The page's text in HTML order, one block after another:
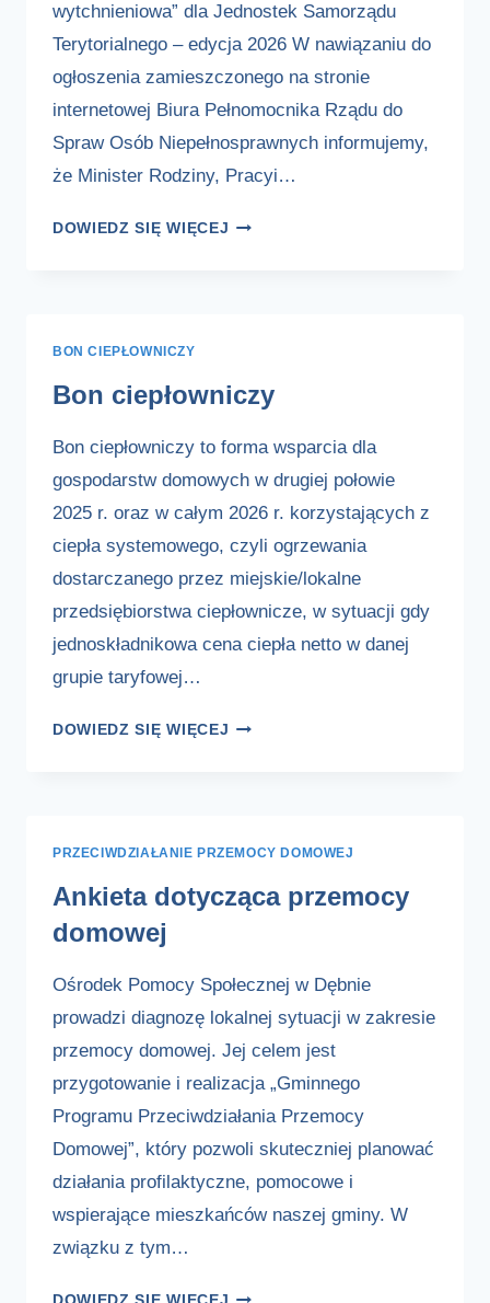
wytchnieniowa” dla Jednostek Samorządu
Terytorialnego – edycja 2026 W nawiązaniu do
ogłoszenia zamieszczonego na stronie
internetowej Biura Pełnomocnika Rządu do
Spraw Osób Niepełnosprawnych informujemy,
że Minister Rodziny, Pracyi…
DOWIEDZ SIĘ WIĘCEJ NABÓR
2026
BON CIEPŁOWNICZY
Bon ciepłowniczy
Bon ciepłowniczy to forma wsparcia dla
gospodarstw domowych w drugiej połowie
2025 r. oraz w całym 2026 r. korzystających z
ciepła systemowego, czyli ogrzewania
dostarczanego przez miejskie/lokalne
przedsiębiorstwa ciepłownicze, w sytuacji gdy
jednoskładnikowa cena ciepła netto w danej
grupie taryfowej…
DOWIEDZ SIĘ WIĘCEJ BON
PRZECIWDZIAŁANIE PRZEMOCY DOMOWEJ
Ankieta dotycząca przemocy
domowej
Ośrodek Pomocy Społecznej w Dębnie
prowadzi diagnozę lokalnej sytuacji w zakresie
przemocy domowej. Jej celem jest
przygotowanie i realizacja „Gminnego
Programu Przeciwdziałania Przemocy
Domowej”, który pozwoli skuteczniej planować
działania profilaktyczne, pomocowe i
wspierające mieszkańców naszej gminy. W
związku z tym…
ANKIETA